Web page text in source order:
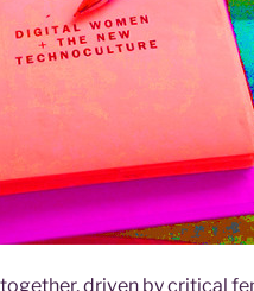
driven by critical